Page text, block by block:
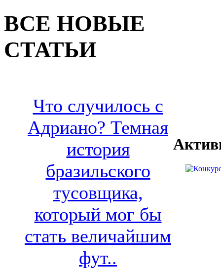
ВСЕ НОВЫЕ
СТАТЬИ
Что случилось с
Адриано? Темная
история
бразильского
тусовщика,
который мог бы
стать величайшим
фут..